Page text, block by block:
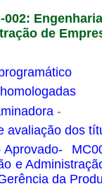
002:
de
-
avaliação dos
Aprovado-
e
da